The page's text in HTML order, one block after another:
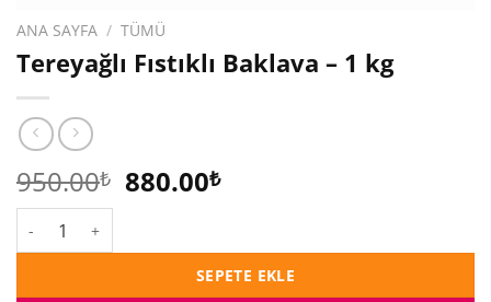
ANA SAYFA / TÜMÜ
Tereyağlı Fıstıklı Baklava – 1 kg
950.00₺ Orijinal
880.00₺Şu
880.00₺.
Tereyağlı Fıstıklı Baklava - 1 kg adet
SEPETE EKLE